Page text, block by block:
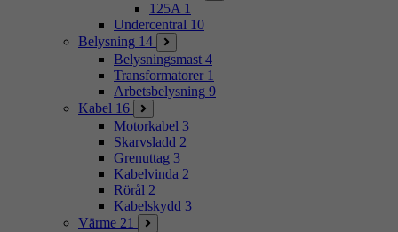
125A 1
Undercentral 10
Belysning 14
Belysningsmast 4
Transformatorer 1
Arbetsbelysning 9
Kabel 16
Motorkabel 3
Skarvsladd 2
Grenuttag 3
Kabelvinda 2
Rörål 2
Kabelskydd 3
Värme 21